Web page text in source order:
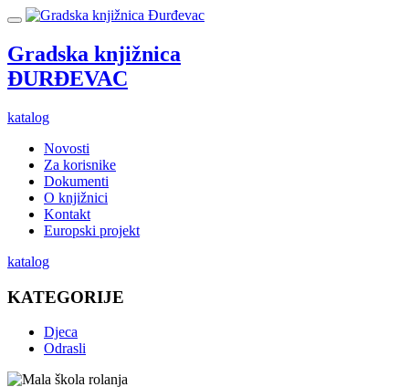
Gradska knjižnica
ĐURĐEVAC
katalog
Novosti
Za korisnike
Dokumenti
O knjižnici
Kontakt
Europski projekt
katalog
KATEGORIJE
Djeca
Odrasli